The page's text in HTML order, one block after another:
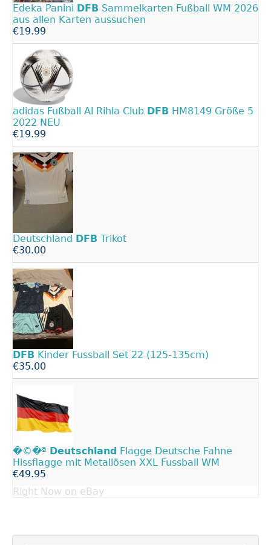
Edeka Panini DFB Sammelkarten Fußball WM 2026
aus allen Karten aussuchen
€19.99
adidas Fußball Al Rihla Club DFB HM8149 Größe 5
2022 NEU
€19.99
Deutschland DFB Trikot
€30.00
DFB Kinder Fussball Set 22 (125-135cm)
€35.00
�©�ª Deutschland Flagge Deutsche Fahne
Hissflagge mit Metallösen XXL Fussball WM
€49.95
Right Now on eBay